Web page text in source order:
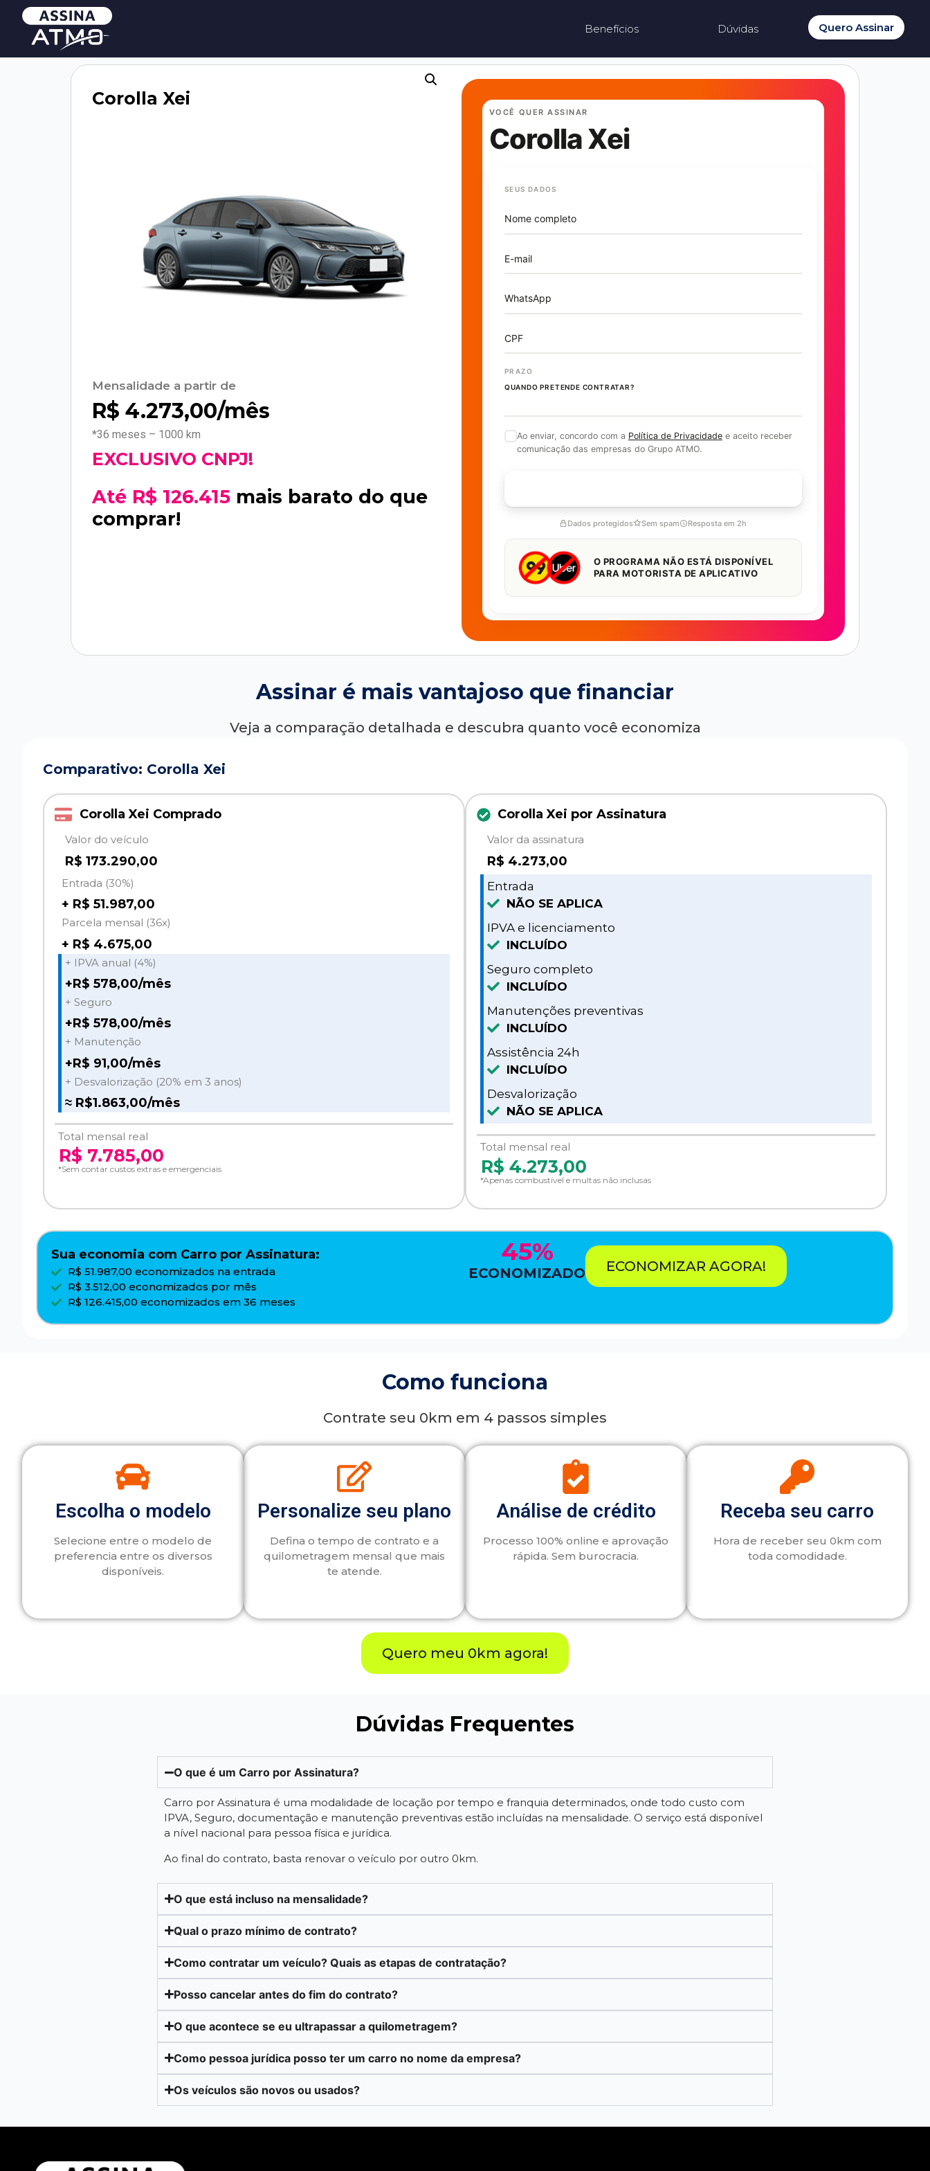
Dúvidas
Benefícios Quero Assinar
Corolla Xei
Mensalidade a partir de
R$ 4.273,00/mês
*36 meses – 1000 km
EXCLUSIVO CNPJ!
Até R$ 126.415 mais barato do que
comprar!
VOCÊ QUER ASSINAR
Corolla Xei
SEUS DADOS
Nome completo
E-mail
WhatsApp
CPF
PRAZO
QUANDO PRETENDE CONTRATAR?
Ao enviar, concordo com a Política de Privacidadee aceito receber
comunicação das empresas do Grupo ATMO.
Dados protegidos Sem spam Resposta em 2h
O PROGRAMA NÃO ESTÁ DISPONÍVEL
PARA MOTORISTA DE APLICATIVO
Assinar é mais vantajoso que financiar
Veja a comparação detalhada e descubra quanto você economiza
Comparativo: Corolla Xei
Corolla Xei Comprado
Valor do veículo
R$ 173.290,00
Entrada (30%)
+ R$ 51.987,00
Parcela mensal (36x)
+ R$ 4.675,00
+ IPVA anual (4%)
+R$ 578,00/mês
+ Seguro
+R$ 578,00/mês
+ Manutenção
+R$ 91,00/mês
+ Desvalorização (20% em 3 anos)
≈ R$1.863,00/mês
Total mensal real
R$ 7.785,00
*Sem contar custos extras e emergenciais
Corolla Xei por Assinatura
Valor da assinatura
R$ 4.273,00
Entrada
NÃO SE APLICA
IPVA e licenciamento
INCLUÍDO
Seguro completo
INCLUÍDO
Manutenções preventivas
INCLUÍDO
Assistência 24h
INCLUÍDO
Desvalorização
NÃO SE APLICA
Total mensal real
R$ 4.273,00
*Apenas combustível e multas não inclusas
Sua economia com Carro por Assinatura:
R$ 51.987,00 economizados na entrada
R$ 3.512,00 economizados por mês
R$ 126.415,00 economizados em 36 meses
45%
ECONOMIZADO ECONOMIZAR AGORA!
Como funciona
Contrate seu 0km em 4 passos simples
Escolha o modelo
Selecione entre o modelo de
preferencia entre os diversos
disponíveis.
Personalize seu plano
Defina o tempo de contrato e a
quilometragem mensal que mais
te atende.
Análise de crédito
Processo 100% online e aprovação
rápida. Sem burocracia.
Receba seu carro
Hora de receber seu 0km com
toda comodidade.
Quero meu 0km agora!
Dúvidas Frequentes
O que é um Carro por Assinatura?
Carro por Assinatura é uma modalidade de locação por tempo e franquia determinados, onde todo custo com
IPVA, Seguro, documentação e manutenção preventivas estão incluídas na mensalidade. O serviço está disponível
a nível nacional para pessoa física e jurídica.
Ao final do contrato, basta renovar o veículo por outro 0km.
O que está incluso na mensalidade?
Qual o prazo mínimo de contrato?
Como contratar um veículo? Quais as etapas de contratação?
Posso cancelar antes do fim do contrato?
O que acontece se eu ultrapassar a quilometragem?
Como pessoa jurídica posso ter um carro no nome da empresa?
Os veículos são novos ou usados?